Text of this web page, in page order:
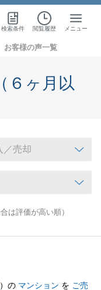
検索条件 閲覧履歴 メニュー
お客様の声一覧
６ヶ月以
は評価が高い順）
）の マンション を ご売